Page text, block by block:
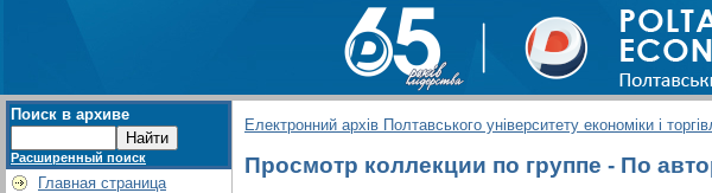
Поиск в архиве
Расширенный поиск
Главная страница
Електронний архів Полтавського університету економіки і
Просмотр коллекции по группе - По